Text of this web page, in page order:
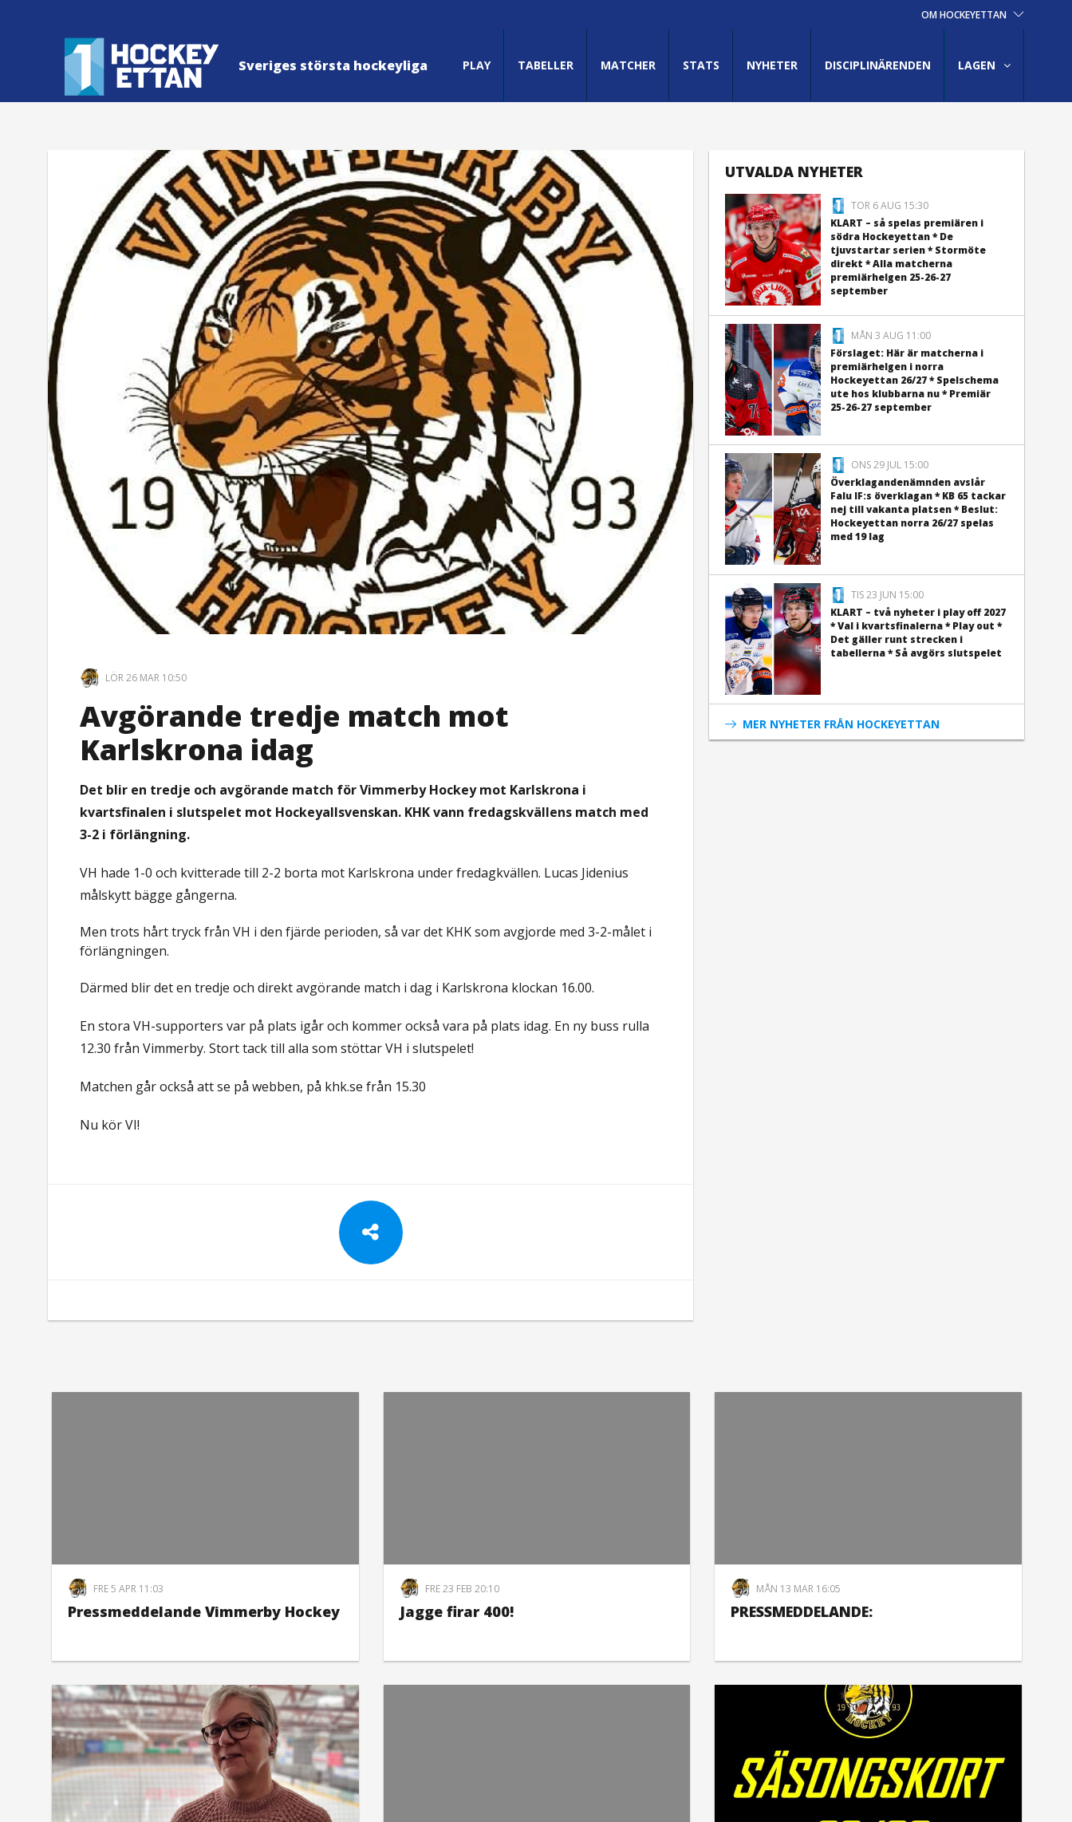
OM HOCKEYETTAN
Sveriges största hockeyliga PLAY TABELLER MATCHER STATS NYHETER DISCIPLINÄRENDEN LAGEN
LÖR 26 MAR 10:50
Avgörande tredje match mot
Karlskrona idag
Det blir en tredje och avgörande match för Vimmerby Hockey mot Karlskrona i
kvartsfinalen i slutspelet mot Hockeyallsvenskan. KHK vann fredagskvällens match med
3-2 i förlängning.
VH hade 1-0 och kvitterade till 2-2 borta mot Karlskrona under fredagkvällen. Lucas Jidenius
målskytt bägge gångerna.
Men trots hårt tryck från VH i den fjärde perioden, så var det KHK som avgjorde med 3-2-målet i
förlängningen.
Därmed blir det en tredje och direkt avgörande match i dag i Karlskrona klockan 16.00.
En stora VH-supporters var på plats igår och kommer också vara på plats idag. En ny buss rulla
12.30 från Vimmerby. Stort tack till alla som stöttar VH i slutspelet!
Matchen går också att se på webben, på khk.se från 15.30
Nu kör VI!
UTVALDA NYHETER
TOR 6 AUG 15:30
KLART – så spelas premiären i
södra Hockeyettan * De
tjuvstartar serien * Stormöte
direkt * Alla matcherna
premiärhelgen 25-26-27
september
MÅN 3 AUG 11:00
Förslaget: Här är matcherna i
premiärhelgen i norra
Hockeyettan 26/27 * Spelschema
ute hos klubbarna nu * Premiär
25-26-27 september
ONS 29 JUL 15:00
Överklagandenämnden avslår
Falu IF:s överklagan * KB 65 tackar
nej till vakanta platsen * Beslut:
Hockeyettan norra 26/27 spelas
med 19 lag
TIS 23 JUN 15:00
KLART – två nyheter i play off 2027
* Val i kvartsfinalerna * Play out *
Det gäller runt strecken i
tabellerna * Så avgörs slutspelet
MER NYHETER FRÅN HOCKEYETTAN
FRE 5 APR 11:03
Pressmeddelande Vimmerby Hockey
FRE 23 FEB 20:10
Jagge firar 400!
MÅN 13 MAR 16:05
PRESSMEDDELANDE: